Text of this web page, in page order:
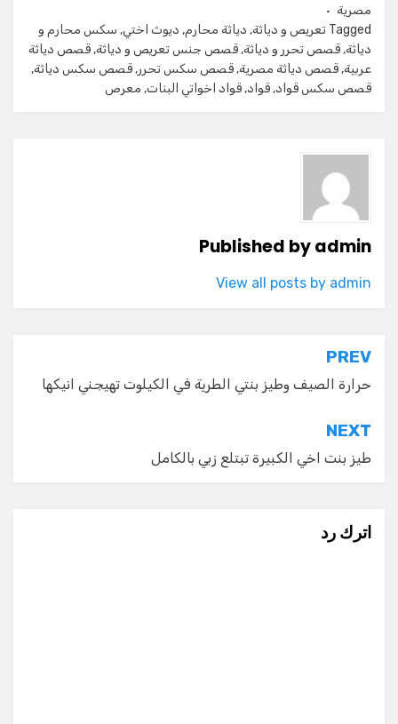
مصرية
Tagged تعريص و دياثة, دياثة محارم, ديوث اختي, سكس محارم و
دياثة, قصص تحرر و دياثة, قصص جنس تعريص و دياثة, قصص دياثة
عربية, قصص دياثة مصرية, قصص سكس تحرر, قصص سكس دياثة,
قصص سكس قواد, قواد, قواد اخواتي البنات, معرص
Published byadmin
View all posts by admin
تصفّح
المقالات
PREV
حرارة الصيف وطيز بنتي الطرية في الكيلوت تهيجني انيكها
NEXT
طيز بنت اخي الكبيرة تبتلع زبي بالكامل
اترك رد